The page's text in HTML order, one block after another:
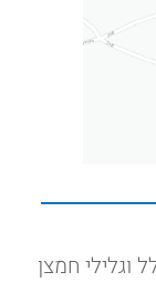
וגלילי חמצן